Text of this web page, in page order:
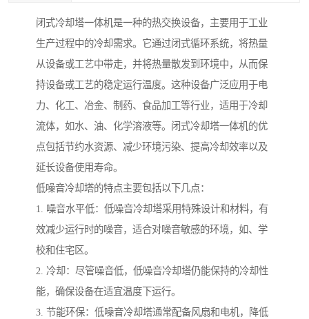
闭式冷却塔一体机是一种的热交换设备，主要用于工业
生产过程中的冷却需求。它通过闭式循环系统，将热量
从设备或工艺中带走，并将热量散发到环境中，从而保
持设备或工艺的稳定运行温度。这种设备广泛应用于电
力、化工、冶金、制药、食品加工等行业，适用于冷却
流体，如水、油、化学溶液等。闭式冷却塔一体机的优
点包括节约水资源、减少环境污染、提高冷却效率以及
延长设备使用寿命。
低噪音冷却塔的特点主要包括以下几点：
1. 噪音水平低：低噪音冷却塔采用特殊设计和材料，有
效减少运行时的噪音，适合对噪音敏感的环境，如、学
校和住宅区。
2. 冷却：尽管噪音低，低噪音冷却塔仍能保持的冷却性
能，确保设备在适宜温度下运行。
3. 节能环保：低噪音冷却塔通常配备风扇和电机，降低